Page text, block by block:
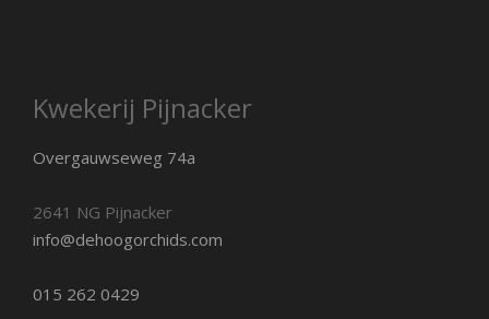
Kwekerij Pijnacker
Overgauwseweg 74a
2641 NG Pijnacker
info@dehoogorchids.com
015 262 0429